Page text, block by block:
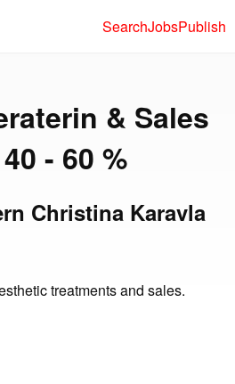
SearchJobsPublish
& Sales
- 60 %
Christina Karavla
treatments and sales.